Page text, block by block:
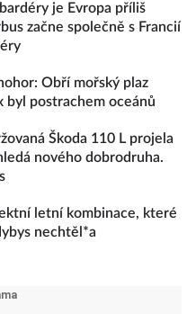
je Evropa příliš
začne společně s Francií
Obří mořský plaz
byl postrachem oceánů
Škoda 110 L projela
nového dobrodruha.
letní kombinace, které
nechtěl*a